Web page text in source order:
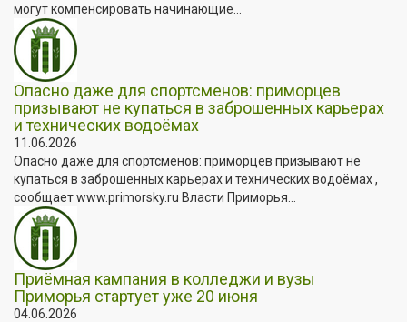
могут компенсировать начинающие...
Опасно даже для спортсменов: приморцев
призывают не купаться в заброшенных карьерах
и технических водоёмах
11.06.2026
Опасно даже для спортсменов: приморцев призывают не
купаться в заброшенных карьерах и технических водоёмах ,
сообщает www.primorsky.ru Власти Приморья...
Приёмная кампания в колледжи и вузы
Приморья стартует уже 20 июня
04.06.2026